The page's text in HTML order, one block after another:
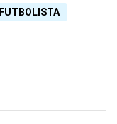
FUTBOLISTA